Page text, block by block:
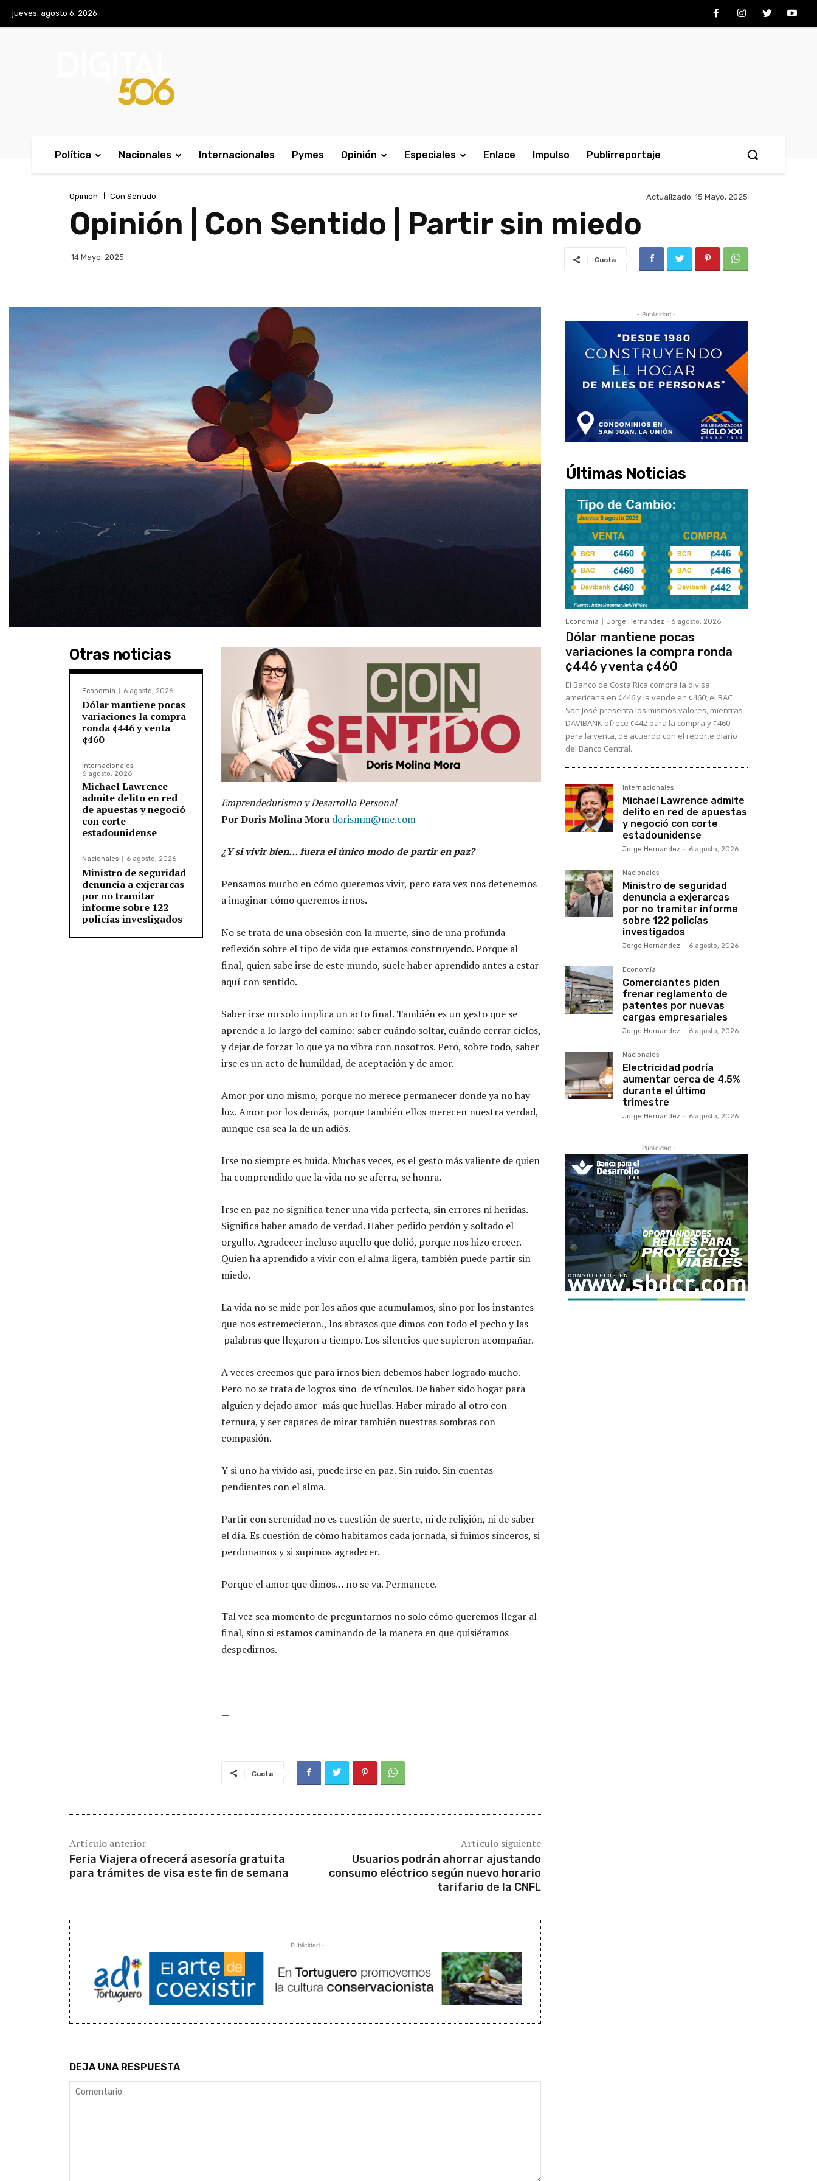
jueves, agosto 6, 2026
Política Nacionales Internacionales Pymes Opinión Especiales Enlace Impulso Publirreportaje
Opinión Con Sentido Actualizado: 15 Mayo, 2025
Opinión | Con Sentido | Partir sin miedo
14 Mayo, 2025 Cuota
Otras noticias
Economía 6 agosto, 2026
Dólar mantiene pocas
variaciones la compra
ronda ¢446 y venta
¢460
Internacionales
6 agosto, 2026
Michael Lawrence
admite delito en red
de apuestas y negoció
con corte
estadounidense
Nacionales 6 agosto, 2026
Ministro de seguridad
denuncia a exjerarcas
por no tramitar
informe sobre 122
policías investigados
Emprendedurismo y Desarrollo Personal
Por Doris Molina Mora dorismm@me.com
¿Y si vivir bien… fuera el único modo de partir en paz?
Pensamos mucho en cómo queremos vivir, pero rara vez nos detenemos
a imaginar cómo queremos irnos.
No se trata de una obsesión con la muerte, sino de una profunda
reflexión sobre el tipo de vida que estamos construyendo. Porque al
final, quien sabe irse de este mundo, suele haber aprendido antes a estar
aquí con sentido.
Saber irse no solo implica un acto final. También es un gesto que se
aprende a lo largo del camino: saber cuándo soltar, cuándo cerrar ciclos,
y dejar de forzar lo que ya no vibra con nosotros. Pero, sobre todo, saber
irse es un acto de humildad, de aceptación y de amor.
Amor por uno mismo, porque no merece permanecer donde ya no hay
luz. Amor por los demás, porque también ellos merecen nuestra verdad,
aunque esa sea la de un adiós.
Irse no siempre es huida. Muchas veces, es el gesto más valiente de quien
ha comprendido que la vida no se aferra, se honra.
Irse en paz no significa tener una vida perfecta, sin errores ni heridas.
Significa haber amado de verdad. Haber pedido perdón y soltado el
orgullo. Agradecer incluso aquello que dolió, porque nos hizo crecer.
Quien ha aprendido a vivir con el alma ligera, también puede partir sin
miedo.
La vida no se mide por los años que acumulamos, sino por los instantes
que nos estremecieron., los abrazos que dimos con todo el pecho y las
palabras que llegaron a tiempo. Los silencios que supieron acompañar.
A veces creemos que para irnos bien debemos haber logrado mucho.
Pero no se trata de logros sino de vínculos. De haber sido hogar para
alguien y dejado amor más que huellas. Haber mirado al otro con
ternura, y ser capaces de mirar también nuestras sombras con
compasión.
Y si uno ha vivido así, puede irse en paz. Sin ruido. Sin cuentas
pendientes con el alma.
Partir con serenidad no es cuestión de suerte, ni de religión, ni de saber
el día. Es cuestión de cómo habitamos cada jornada, si fuimos sinceros, si
perdonamos y si supimos agradecer.
Porque el amor que dimos… no se va. Permanece.
Tal vez sea momento de preguntarnos no solo cómo queremos llegar al
final, sino si estamos caminando de la manera en que quisiéramos
despedirnos.
—
Cuota
Artículo anterior
Feria Viajera ofrecerá asesoría gratuita
para trámites de visa este fin de semana
Artículo siguiente
Usuarios podrán ahorrar ajustando
consumo eléctrico según nuevo horario
tarifario de la CNFL
- Publicidad -
DEJA UNA RESPUESTA
- Publicidad -
Últimas Noticias
Economía Jorge Hernandez - 6 agosto, 2026
Dólar mantiene pocas
variaciones la compra ronda
¢446 y venta ¢460
El Banco de Costa Rica compra la divisa
americana en ¢446 y la vende en ¢460; el BAC
San José presenta los mismos valores, mientras
DAVIBANK ofrece ¢442 para la compra y ¢460
para la venta, de acuerdo con el reporte diario
del Banco Central.
Internacionales
Michael Lawrence admite
delito en red de apuestas
y negoció con corte
estadounidense
Jorge Hernandez - 6 agosto, 2026
Nacionales
Ministro de seguridad
denuncia a exjerarcas
por no tramitar informe
sobre 122 policías
investigados
Jorge Hernandez - 6 agosto, 2026
Economía
Comerciantes piden
frenar reglamento de
patentes por nuevas
cargas empresariales
Jorge Hernandez - 6 agosto, 2026
Nacionales
Electricidad podría
aumentar cerca de 4,5%
durante el último
trimestre
Jorge Hernandez - 6 agosto, 2026
- Publicidad -